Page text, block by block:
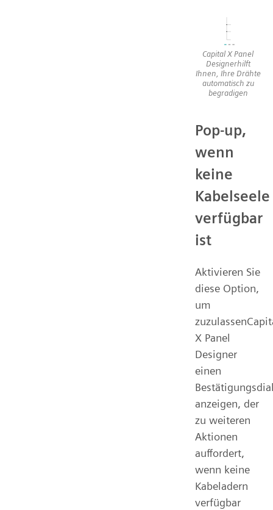
Capital X Panel
Designerhilft
Ihnen, Ihre Drähte
automatisch zu
begradigen
Pop-up,
wenn
keine
Kabelseele
verfügbar
ist
Aktivieren Sie
diese Option,
um
X Panel
Designer
einen
anzeigen, der
zu weiteren
Aktionen
auffordert,
wenn keine
Kabeladern
verfügbar